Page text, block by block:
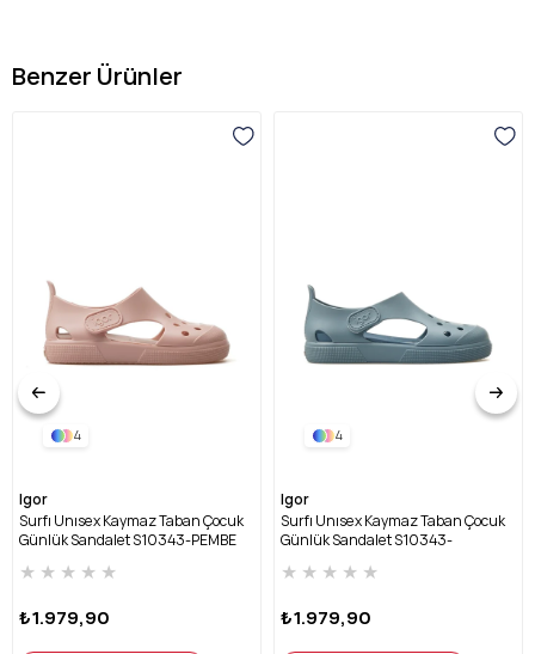
Benzer Ürünler
4
Igor
Surfı Unısex Kaymaz Taban Çocuk
Günlük Sandalet S10343-PEMBE
★ ★ ★ ★ ★
₺1.979,90
4
Igor
Surfı Unısex Kaymaz Taban Çocuk
Günlük Sandalet S10343-
★ ★ ★ ★ ★
₺1.979,90